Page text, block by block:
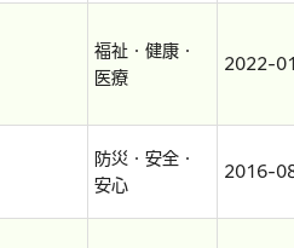
福祉・健康・
医療
2022-
防災・安全・
安心
2016-